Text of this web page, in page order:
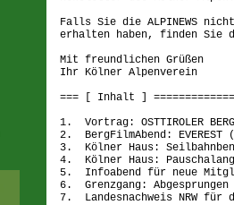
Falls Sie die ALPINEWS
erhalten haben, finden Sie
Mit freundlichen Grüßen
Ihr Kölner Alpenverein
=== [ Inhalt ]
1. Vortrag: OSTTIROLER
2. BergFilmAbend:
3. Kölner Haus:
4. Kölner Haus:
5. Infoabend für neue
6. Grenzgang:
7. Landesnachweis NRW für